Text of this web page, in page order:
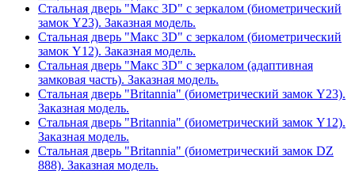
Стальная дверь "Макс 3D" с зеркалом (биометрический
замок Y23). Заказная модель.
Стальная дверь "Макс 3D" с зеркалом (биометрический
замок Y12). Заказная модель.
Стальная дверь "Макс 3D" с зеркалом (адаптивная
замковая часть). Заказная модель.
Стальная дверь "Britannia" (биометрический замок Y23).
Заказная модель.
Стальная дверь "Britannia" (биометрический замок Y12).
Заказная модель.
Стальная дверь "Britannia" (биометрический замок DZ
888). Заказная модель.